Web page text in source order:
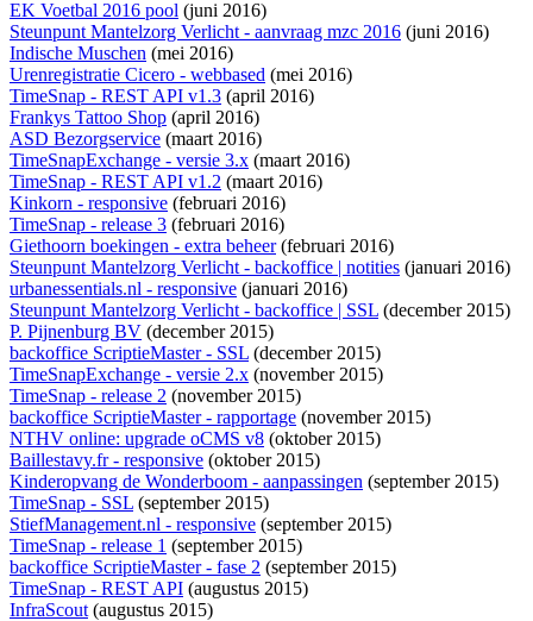
EK Voetbal 2016 pool (juni 2016)
Steunpunt Mantelzorg Verlicht - aanvraag mzc 2016 (juni 2016)
Indische Muschen (mei 2016)
Urenregistratie Cicero - webbased (mei 2016)
TimeSnap - REST API v1.3 (april 2016)
Frankys Tattoo Shop (april 2016)
ASD Bezorgservice (maart 2016)
TimeSnapExchange - versie 3.x (maart 2016)
TimeSnap - REST API v1.2 (maart 2016)
Kinkorn - responsive (februari 2016)
TimeSnap - release 3 (februari 2016)
Giethoorn boekingen - extra beheer(februari 2016)
Steunpunt Mantelzorg Verlicht - backoffice | notities (januari 2016)
urbanessentials.nl - responsive (januari 2016)
Steunpunt Mantelzorg Verlicht - backoffice | SSL (december 2015)
P. Pijnenburg BV (december 2015)
backoffice ScriptieMaster - SSL (december 2015)
TimeSnapExchange - versie 2.x (november 2015)
TimeSnap - release 2 (november 2015)
backoffice ScriptieMaster - rapportage (november 2015)
NTHV online: upgrade oCMS v8 (oktober 2015)
Baillestavy.fr - responsive (oktober 2015)
Kinderopvang de Wonderboom - aanpassingen (september 2015)
TimeSnap - SSL (september 2015)
StiefManagement.nl - responsive (september 2015)
TimeSnap - release 1 (september 2015)
backoffice ScriptieMaster - fase 2 (september 2015)
TimeSnap - REST API (augustus 2015)
InfraScout(augustus 2015)